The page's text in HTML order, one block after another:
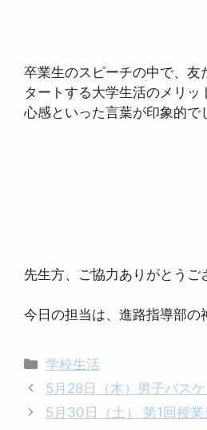
卒業生のスピーチの中で、友
タートする大学生活のメリッ
心感といった言葉が印象的で
先生方、ご協力ありがとうご
今日の担当は、進路指導部の
カ
テ
リ
学校生活
5月28日（木）男子バス
5月30日（土） 第1回授業